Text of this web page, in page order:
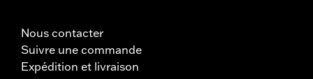
Nous contacter
Suivre une commande
Expédition et livraison